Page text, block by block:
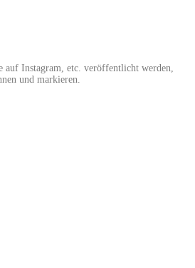
auf Instagram, etc. veröffentlicht werden,
und markieren.